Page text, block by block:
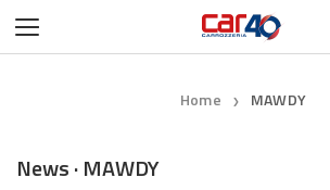
Home ❯ MAWDY
News · MAWDY